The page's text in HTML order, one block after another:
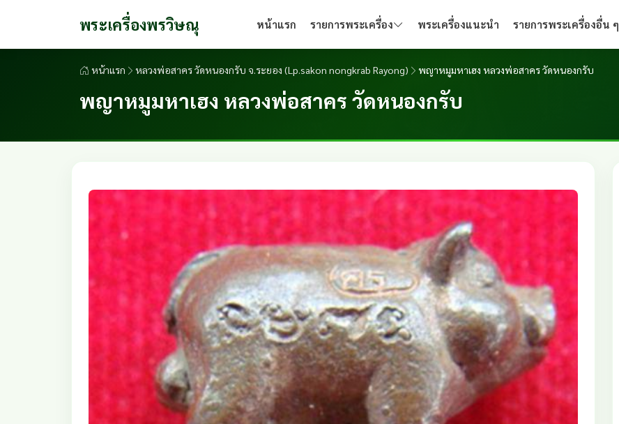
พระเครื่องพรวิษณุ หน้าแรก รายการพระเครื่อง พระเครื่องแนะนำ รายการพระเครื่องอื่น ๆ
หน้าแรก หลวงพ่อสาคร วัดหนองกรับ จ.ระยอง (Lp.sakon nongkrab Rayong) พญาหมูมหาเฮง หลวงพ่อสาคร วัดหนองกรับ
พญาหมูมหาเฮง หลวงพ่อสาคร วัดหนองกรับ